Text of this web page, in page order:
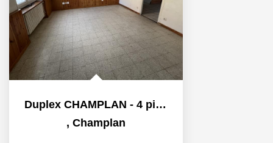
Duplex CHAMPLAN - 4 pièce(s) - 72.52 m2
, Champlan